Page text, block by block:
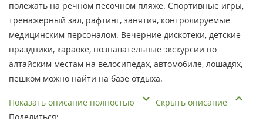
полежать на речном песочном пляже. Спортивные игры,
тренажерный зал, рафтинг, занятия, контролируемые
медицинским персоналом. Вечерние дискотеки, детские
праздники, караоке, познавательные экскурсии по
алтайским местам на велосипедах, автомобиле, лошадях,
пешком можно найти на базе отдыха.
Показать описание полностью
Скрыть описание
Поделиться: